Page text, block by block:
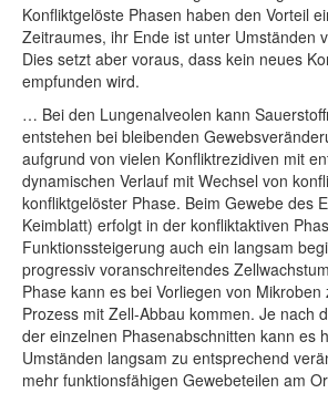
Konfliktgelöste Phasen haben den Vorteil
Zeitraumes, ihr Ende ist unter Umständen
Dies setzt aber voraus, dass kein neues
empfunden wird.
… Bei den Lungenalveolen kann
entstehen bei bleibenden
aufgrund von vielen Konfliktrezidiven mit
dynamischen Verlauf mit Wechsel von
konfliktgelöster Phase. Beim Gewebe des
Keimblatt) erfolgt in der konfliktaktiven
Funktionssteigerung auch ein langsam
progressiv voranschreitendes
Phase kann es bei Vorliegen von Mikroben
Prozess mit Zell-Abbau kommen. Je nach
der einzelnen Phasenabschnitten kann es
Umständen langsam zu entsprechend
mehr funktionsfähigen Gewebeteilen am